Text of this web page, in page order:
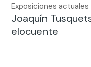
Exposiciones actuales
Joaquín
elocuente